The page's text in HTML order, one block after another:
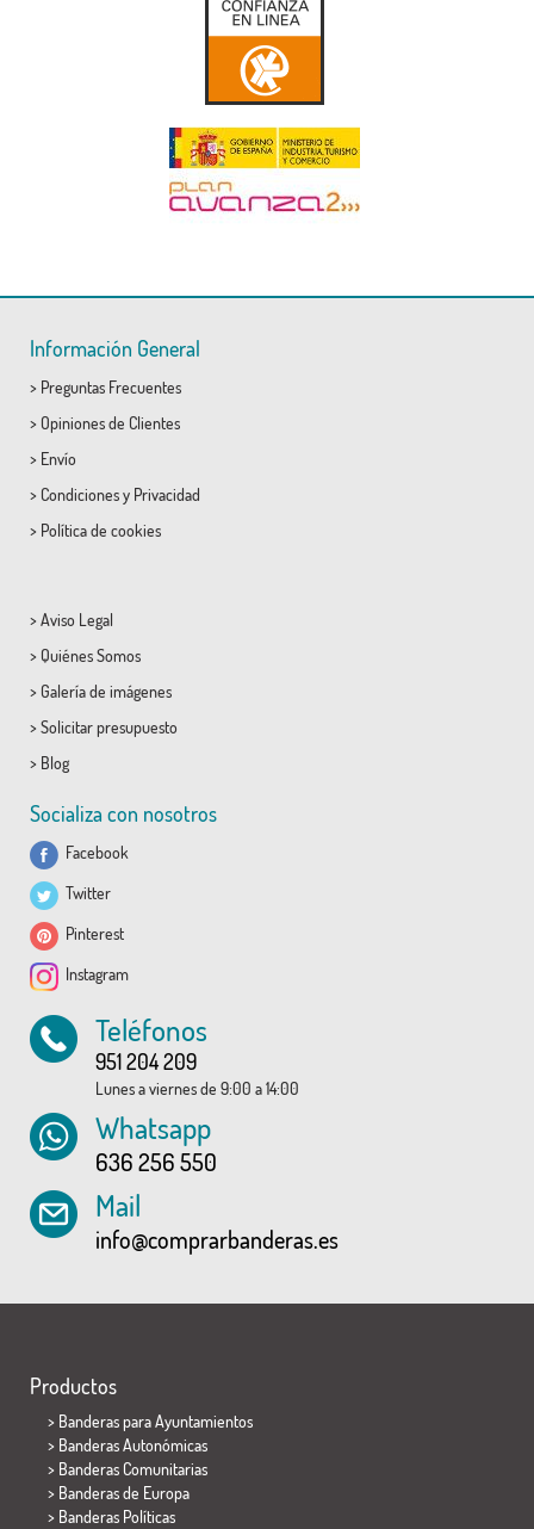
Información General
> Preguntas Frecuentes
> Opiniones de Clientes
> Envío
> Condicionesy Privacidad
> Política de cookies
> Aviso Legal
> Quiénes Somos
> Galería de imágenes
> Solicitar presupuesto
> Blog
Socializa con nosotros
Facebook
Twitter
Pinterest
Instagram
Teléfonos
951 204 209
Lunes a viernes de 9:00 a 14:00
Whatsapp
636 256 550
Mail
info@comprarbanderas.es
Productos
> Banderas para Ayuntamientos
> Banderas Autonómicas
> Banderas Comunitarias
> Banderas de Europa
> Banderas Políticas